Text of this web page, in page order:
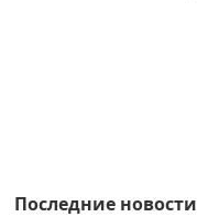
Последние новости